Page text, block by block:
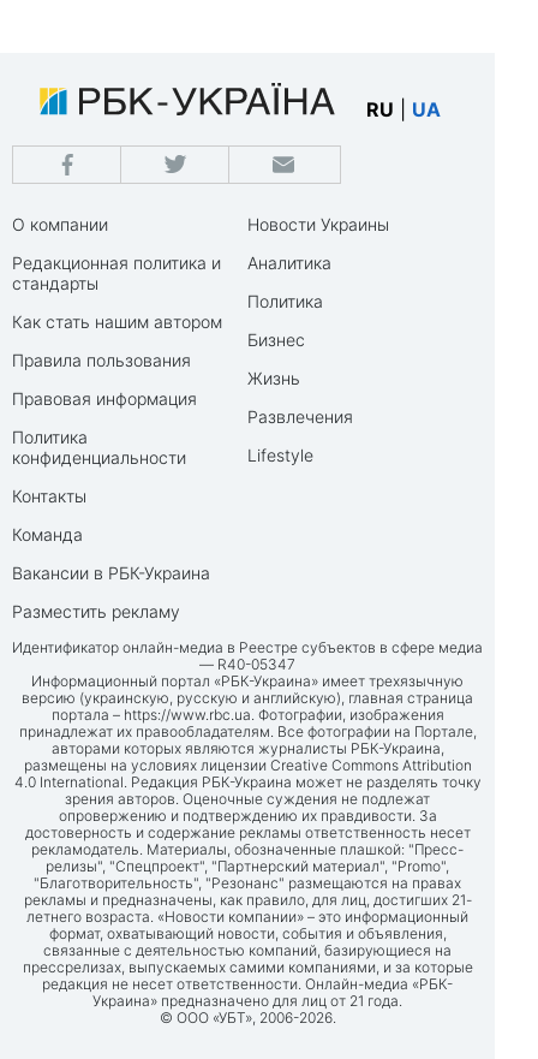
RU UA
О компании
Редакционная политика и
стандарты
Как стать нашим автором
Правила пользования
Правовая информация
Политика
конфиденциальности
Контакты
Команда
Вакансии в РБК-Украина
Разместить рекламу
Новости Украины
Аналитика
Политика
Бизнес
Жизнь
Развлечения
Lifestyle
Идентификатор онлайн-медиа в Реестре субъектов в сфере медиа
— R40-05347
Информационный портал «РБК-Украина» имеет трехязычную
версию (украинскую, русскую и английскую), главная страница
портала – https://www.rbc.ua. Фотографии, изображения
принадлежат их правообладателям. Все фотографии на Портале,
авторами которых являются журналисты РБК-Украина,
размещены на условиях лицензии Creative Commons Attribution
4.0 International. Редакция РБК-Украина может не разделять точку
зрения авторов. Оценочные суждения не подлежат
опровержению и подтверждению их правдивости. За
достоверность и содержание рекламы ответственность несет
рекламодатель. Материалы, обозначенные плашкой: "Пресс-
релизы", "Спецпроект", "Партнерский материал", "Promo",
"Благотворительность", "Резонанс" размещаются на правах
рекламы и предназначены, как правило, для лиц, достигших 21-
летнего возраста. «Новости компании» – это информационный
формат, охватывающий новости, события и объявления,
связанные с деятельностью компаний, базирующиеся на
прессрелизах, выпускаемых самими компаниями, и за которые
редакция не несет ответственности. Онлайн-медиа «РБК-
Украина» предназначено для лиц от 21 года.
© ООО «УБТ», 2006-2026.